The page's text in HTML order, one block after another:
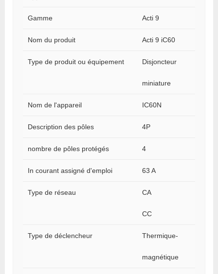
Gamme Acti 9
Nom du produit Acti 9 iC60
Type de produit ou équipement Disjoncteur
miniature
Nom de l'appareil IC60N
Description des pôles 4P
nombre de pôles protégés 4
In courant assigné d'emploi 63 A
Type de réseau CA
CC
Type de déclencheur Thermique-
magnétique